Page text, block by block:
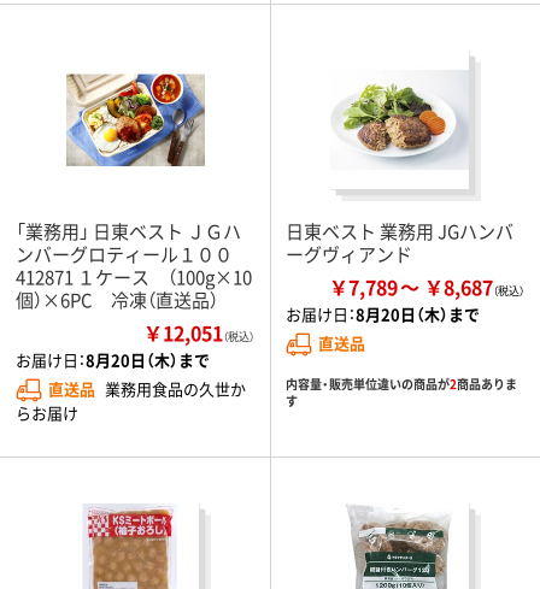
「業務用」 日東ベスト ＪＧハ
ンバーグロティール１００
412871 １ケース （100g×10
個）×6PC 冷凍（直送品）
￥12,051（税込）
お届け日：8月20日（木）まで
直送品 業務用食品の久世か
らお届け
日東ベスト 業務用 JGハンバ
ーグヴィアンド
￥7,789 ￥8,687
お届け日：8月20日（木）まで
直送品
内容量・販売単位違いの商品が2商品ありま
す